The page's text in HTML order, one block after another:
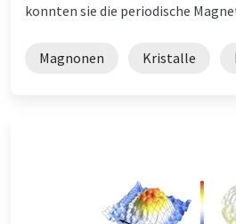
konnten sie die periodische
Magnonen Kristalle